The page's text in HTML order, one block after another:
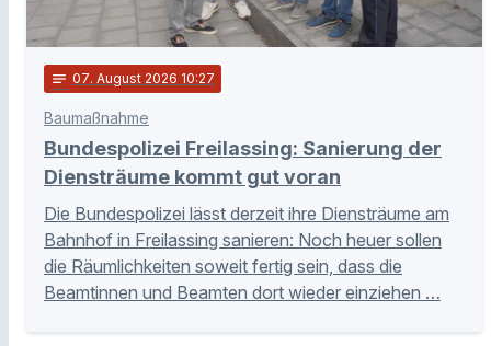
notes 07. August 2026 10:27
Baumaßnahme
Bundespolizei Freilassing: Sanierung der
Diensträume kommt gut voran
Die Bundespolizei lässt derzeit ihre Diensträume am
Bahnhof in Freilassing sanieren: Noch heuer sollen
die Räumlichkeiten soweit fertig sein, dass die
Beamtinnen und Beamten dort wieder einziehen …